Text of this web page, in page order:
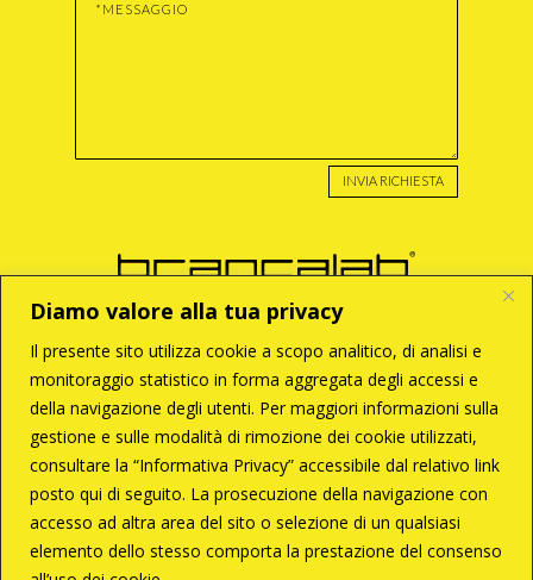
Diamo valore alla tua privacy
Il presente sito utilizza cookie a scopo analitico, di analisi e
monitoraggio statistico in forma aggregata degli accessi e
della navigazione degli utenti. Per maggiori informazioni sulla
gestione e sulle modalità di rimozione dei cookie utilizzati,
consultare la “Informativa Privacy” accessibile dal relativo link
posto qui di seguito. La prosecuzione della navigazione con
accesso ad altra area del sito o selezione di un qualsiasi
elemento dello stesso comporta la prestazione del consenso
INVIA RICHIESTA
BRANCA S.r.l
Via Enzo Tortora, 121
00188 – Roma
C +39 338 6287261
branca@brancalab.com
P.Iva 02096671009